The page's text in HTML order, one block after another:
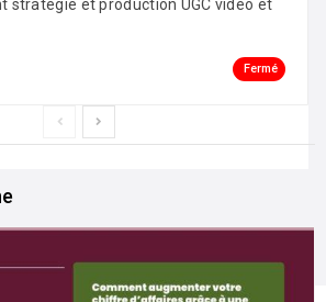
stratégie et production UGC vidéo et
Fermé